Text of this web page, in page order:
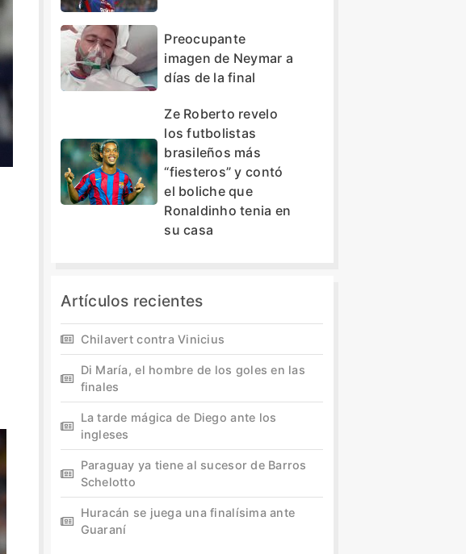
Preocupante
imagen de Neymar a
días de la final
Ze Roberto revelo
los futbolistas
brasileños más
“fiesteros” y contó
el boliche que
Ronaldinho tenia en
su casa
Artículos recientes
Chilavert contra Vinicius
Di María, el hombre de los goles en las
finales
La tarde mágica de Diego ante los
ingleses
Paraguay ya tiene al sucesor de Barros
Schelotto
Huracán se juega una finalísima ante
Guaraní